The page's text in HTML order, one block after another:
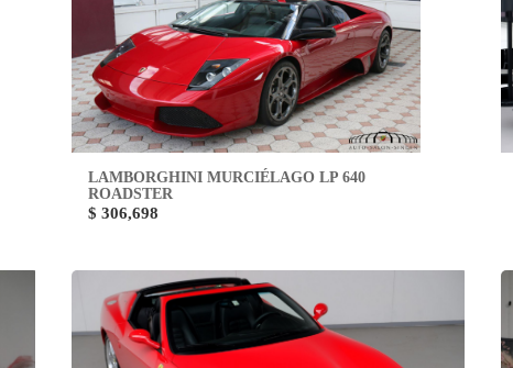
LAMBORGHINI MURCIÉLAGO LP 640
ROADSTER
$ 306,698